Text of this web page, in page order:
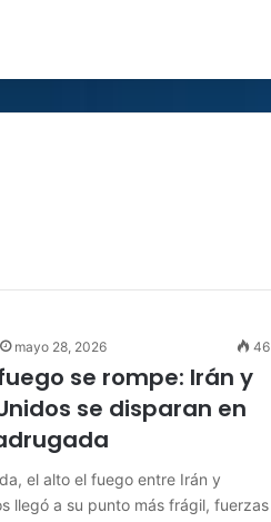
mayo 28, 2026 46
se rompe: Irán y
se disparan en
el alto el fuego entre Irán y
llegó a su punto más frágil, fuerzas